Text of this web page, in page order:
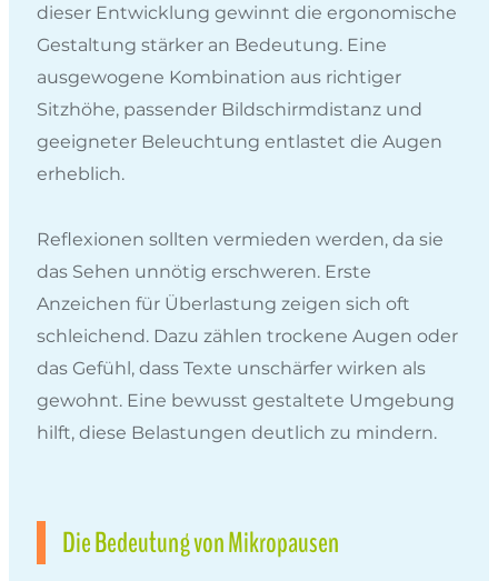
dieser Entwicklung gewinnt die ergonomische
Gestaltung stärker an Bedeutung. Eine
ausgewogene Kombination aus richtiger
Sitzhöhe, passender Bildschirmdistanz und
geeigneter Beleuchtung entlastet die Augen
erheblich.
Reflexionen sollten vermieden werden, da sie
das Sehen unnötig erschweren. Erste
Anzeichen für Überlastung zeigen sich oft
schleichend. Dazu zählen trockene Augen oder
das Gefühl, dass Texte unschärfer wirken als
gewohnt. Eine bewusst gestaltete Umgebung
hilft, diese Belastungen deutlich zu mindern.
Die Bedeutung von Mikropausen